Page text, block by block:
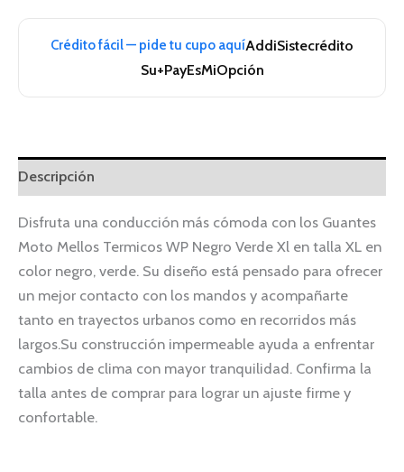
Crédito fácil — pide tu cupo aquíAddiSistecrédito
Su+PayEsMiOpción
Descripción
Disfruta una conducción más cómoda con los Guantes
Moto Mellos Termicos WP Negro Verde Xl en talla XL en
color negro, verde. Su diseño está pensado para ofrecer
un mejor contacto con los mandos y acompañarte
tanto en trayectos urbanos como en recorridos más
largos.Su construcción impermeable ayuda a enfrentar
cambios de clima con mayor tranquilidad. Confirma la
talla antes de comprar para lograr un ajuste firme y
confortable.